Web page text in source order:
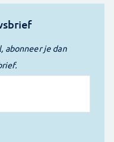
abonneer je dan